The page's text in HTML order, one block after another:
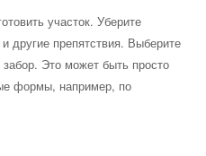
участок. Уберите
другие препятствия. Выберите
Это может быть просто
формы, например, по